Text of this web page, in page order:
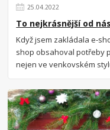
25.04.2022
To nejkrásnější od
Když jsem zakládala e-
shop obsahoval potřeby
nejen ve venkovském